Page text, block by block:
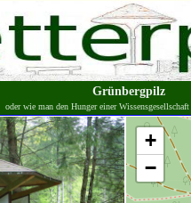
Grünbergpilz
oder wie man den Hunger einer
+
−